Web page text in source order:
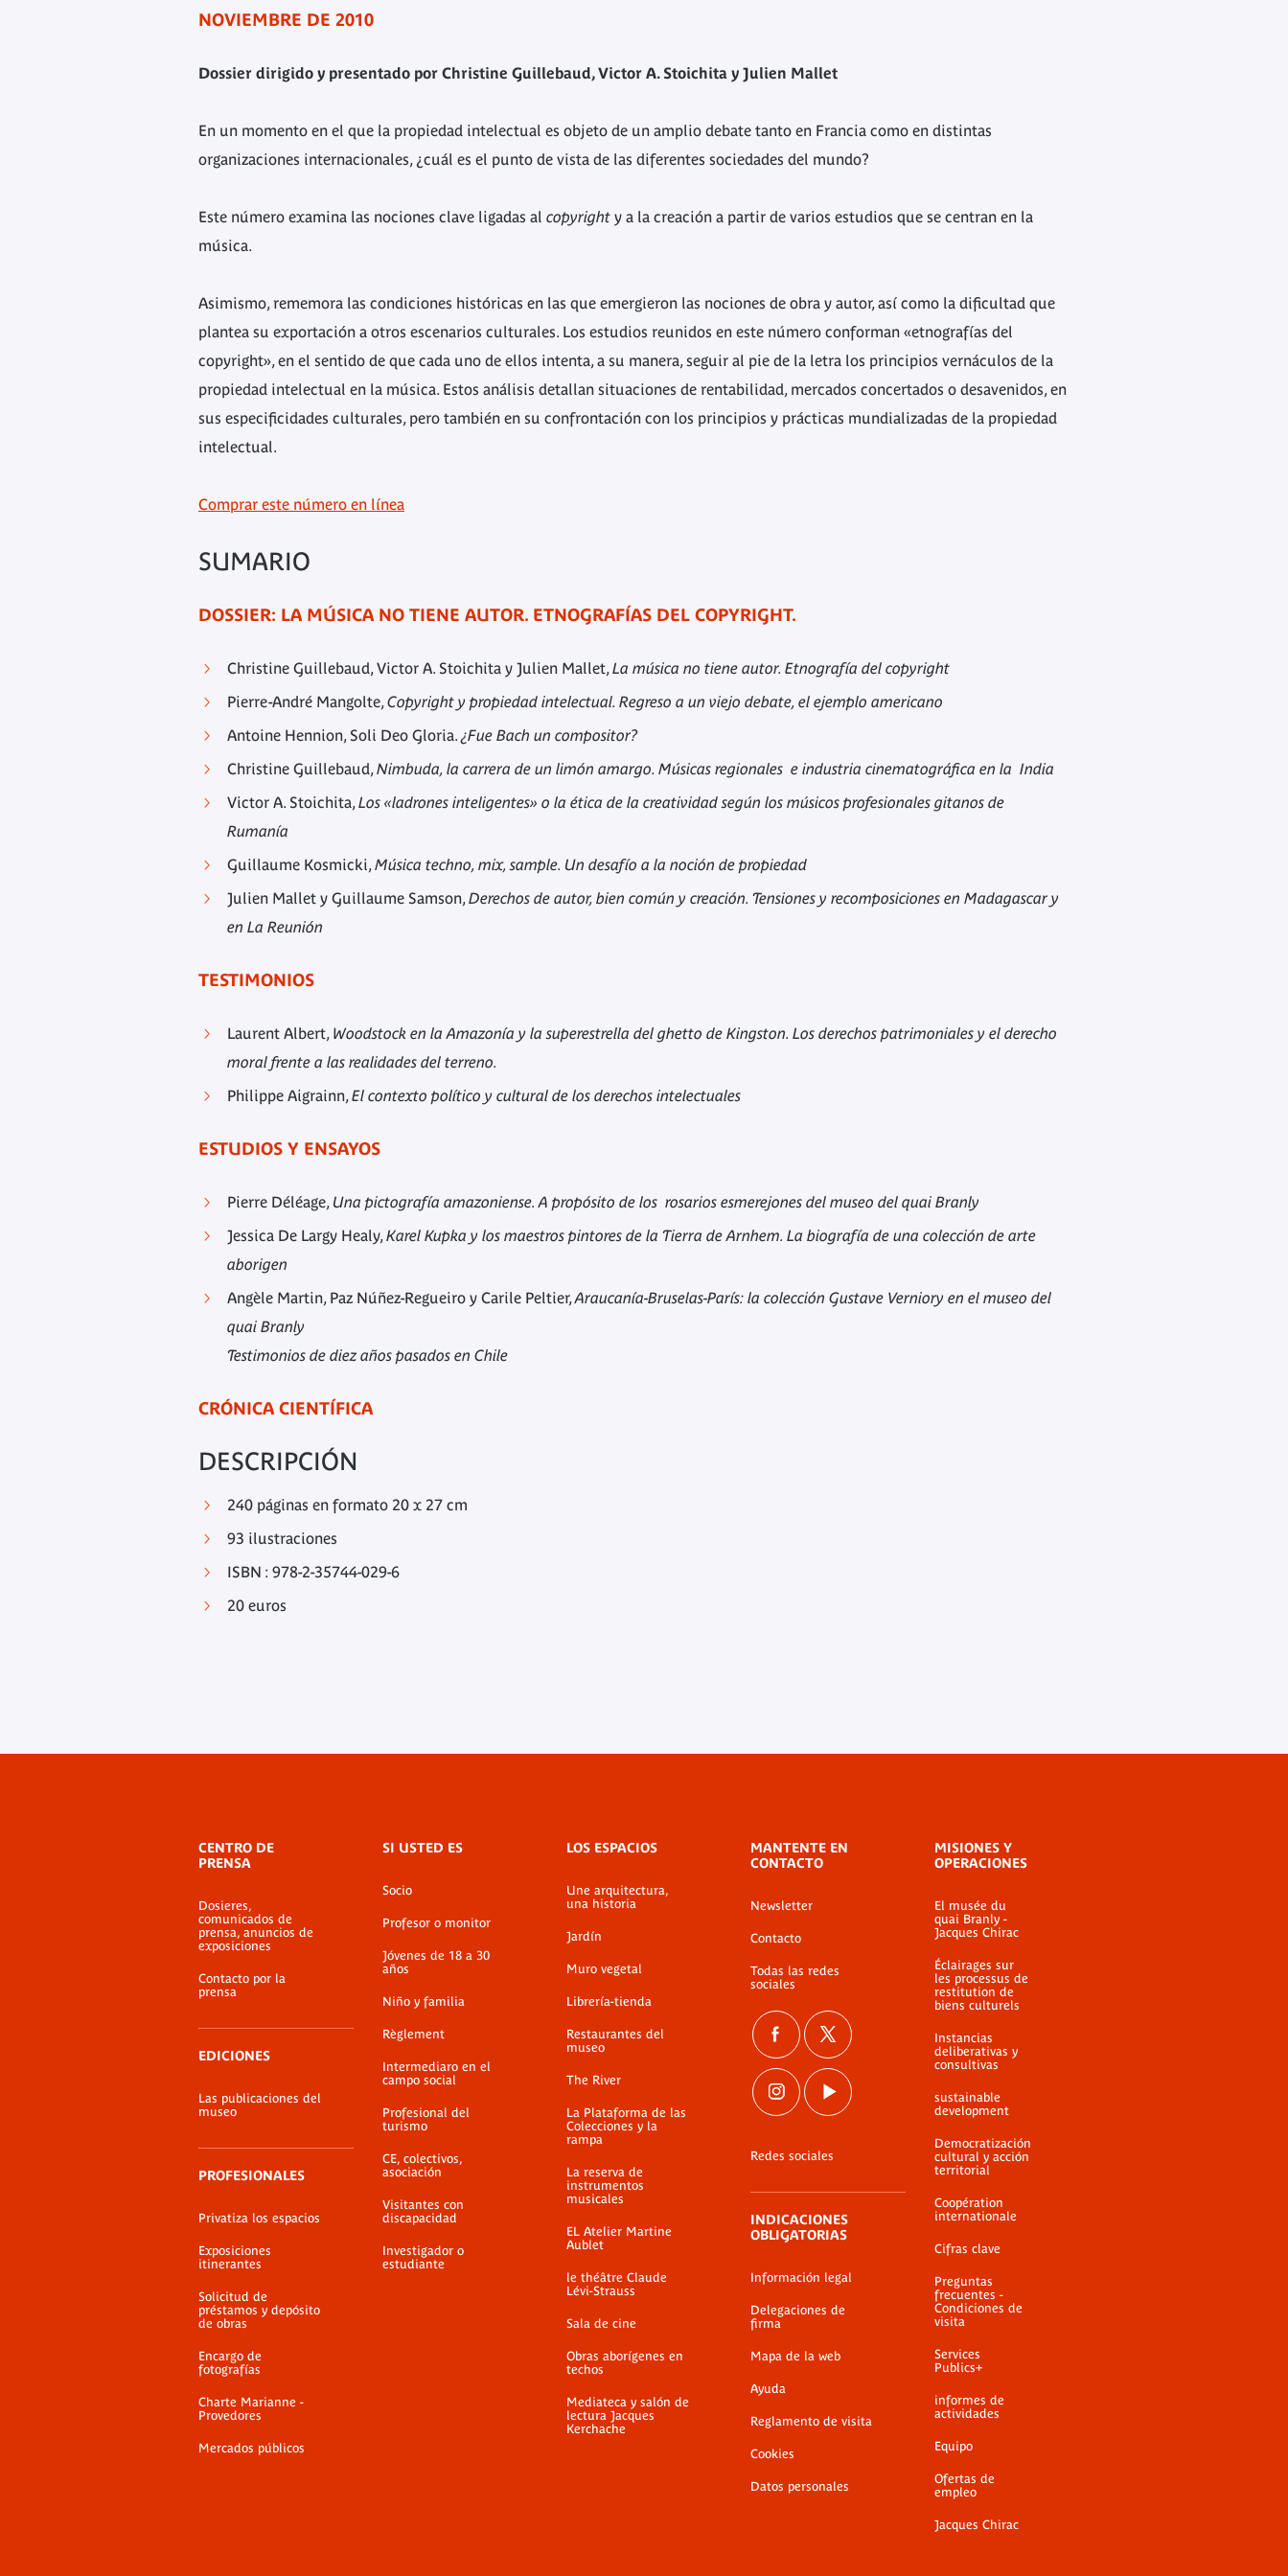
NOVIEMBRE DE 2010
Dossier dirigido y presentado por Christine Guillebaud, Victor A. Stoichita y Julien Mallet
En un momento en el que la propiedad intelectual es objeto de un amplio debate tanto en Francia como en distintas
organizaciones internacionales, ¿cuál es el punto de vista de las diferentes sociedades del mundo?
Este número examina las nociones clave ligadas al copyright y a la creación a partir de varios estudios que se centran en la
música.
Asimismo, rememora las condiciones históricas en las que emergieron las nociones de obra y autor, así como la dificultad que
plantea su exportación a otros escenarios culturales. Los estudios reunidos en este número conforman «etnografías del
copyright», en el sentido de que cada uno de ellos intenta, a su manera, seguir al pie de la letra los principios vernáculos de la
propiedad intelectual en la música. Estos análisis detallan situaciones de rentabilidad, mercados concertados o desavenidos, en
sus especificidades culturales, pero también en su confrontación con los principios y prácticas mundializadas de la propiedad
intelectual.
Comprar este número en línea
SUMARIO
DOSSIER: LA MÚSICA NO TIENE AUTOR. ETNOGRAFÍAS DEL COPYRIGHT.
Christine Guillebaud, Victor A. Stoichita y Julien Mallet,La música no tiene autor. Etnografía del copyright
Pierre-André Mangolte,Copyright y propiedad intelectual. Regreso a un viejo debate, el ejemplo americano
Antoine Hennion, Soli Deo Gloria. ¿Fue Bach un compositor?
Christine Guillebaud,Nimbuda, la carrera de un limón amargo. Músicas regionales e industria cinematográfica en la India
Victor A. Stoichita,Los «ladrones inteligentes» o la ética de la creatividad según los músicos profesionales gitanos de
Rumanía
Guillaume Kosmicki,Música techno, mix, sample. Un desafío a la noción de propiedad
Julien Mallet y Guillaume Samson,Derechos de autor, bien común y creación. Tensiones y recomposiciones en Madagascar y
en La Reunión
TESTIMONIOS
Laurent Albert, Woodstock en la Amazonía y la superestrella del ghetto de Kingston. Los derechos patrimoniales y el derecho
moral frente a las realidades del terreno.
Philippe Aigrainn,El contexto político y cultural de los derechos intelectuales
ESTUDIOS Y ENSAYOS
Pierre Déléage, Una pictografía amazoniense. A propósito de los rosarios esmerejones del museo del quai Branly
Jessica De Largy Healy,Karel Kupka y los maestros pintores de la Tierra de Arnhem. La biografía de una colección de arte
aborigen
Angèle Martin, Paz Núñez-Regueiro y Carile Peltier,Araucanía-Bruselas-París: la colección Gustave Verniory en el museo del
quai Branly
Testimonios de diez años pasados en Chile
CRÓNICA CIENTÍFICA
DESCRIPCIÓN
240 páginas en formato 20 x 27 cm
93 ilustraciones
ISBN : 978-2-35744-029-6
20 euros
de
pie
página
CENTRO DE
PRENSA
Dosieres,
comunicados de
prensa, anuncios de
exposiciones
Contacto por la
prensa
EDICIONES
Las publicaciones del
museo
PROFESIONALES
Privatiza los espacios
Exposiciones
itinerantes
Solicitud de
préstamos y depósito
de obras
Encargo de
fotografías
Charte Marianne -
Provedores
Mercados públicos
SI USTED ES
Socio
Profesor o monitor
Jóvenes de 18 a 30
años
Niño y familia
Règlement
Intermediaro en el
campo social
Profesional del
turismo
CE, colectivos,
asociación
Visitantes con
discapacidad
Investigador o
estudiante
LOS ESPACIOS
Une arquitectura,
una historia
Jardín
Muro vegetal
Librería-tienda
Restaurantes del
museo
The River
La Plataforma de las
Colecciones y la
rampa
La reserva de
instrumentos
musicales
EL Atelier Martine
Aublet
le théâtre Claude
Lévi-Strauss
Sala de cine
Obras aborígenes en
techos
Mediateca y salón de
lectura Jacques
Kerchache
MANTENTE EN
CONTACTO
Newsletter
Contacto
Todas las redes
sociales
Redes sociales
INDICACIONES
OBLIGATORIAS
Información legal
Delegaciones de
firma
Mapa de la web
Ayuda
Reglamento de visita
Cookies
Datos personales
MISIONES Y
OPERACIONES
El musée du
quai Branly -
Jacques Chirac
Éclairages sur
les processus de
restitution de
biens culturels
Instancias
deliberativas y
consultivas
sustainable
development
Democratización
cultural y acción
territorial
Coopération
internationale
Cifras clave
Preguntas
frecuentes -
Condiciones de
visita
Services
Publics+
informes de
actividades
Equipo
Ofertas de
empleo
Jacques Chirac